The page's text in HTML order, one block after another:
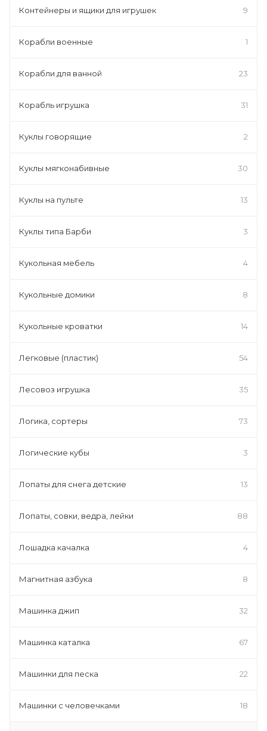
Контейнеры и ящики для игрушек 9
Корабли военные 1
Корабли для ванной 23
Корабль игрушка 31
Куклы говорящие 2
Куклы мягконабивные 30
Куклы на пульте 13
Куклы типа Барби 3
Кукольная мебель 4
Кукольные домики 8
Кукольные кроватки 14
Легковые (пластик) 54
Лесовоз игрушка 35
Логика, сортеры 73
Логические кубы 3
Лопаты для снега детские 13
Лопаты, совки, ведра, лейки 88
Лошадка качалка 4
Магнитная азбука 8
Машинка джип 32
Машинка каталка 67
Машинки для песка 22
Машинки с человечками 18